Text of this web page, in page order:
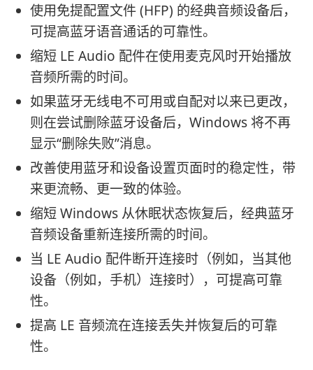
使用免提配置文件 (HFP) 的经典音频设备后，
可提高蓝牙语音通话的可靠性。
缩短 LE Audio 配件在使用麦克风时开始播放
音频所需的时间。
如果蓝牙无线电不可用或自配对以来已更改，
则在尝试删除蓝牙设备后，Windows 将不再
显示“删除失败”消息。
改善使用蓝牙和设备设置页面时的稳定性，带
来更流畅、更一致的体验。
缩短 Windows 从休眠状态恢复后，经典蓝牙
音频设备重新连接所需的时间。
当 LE Audio 配件断开连接时（例如，当其他
设备（例如，手机）连接时），可提高可靠
性。
提高 LE 音频流在连接丢失并恢复后的可靠
性。